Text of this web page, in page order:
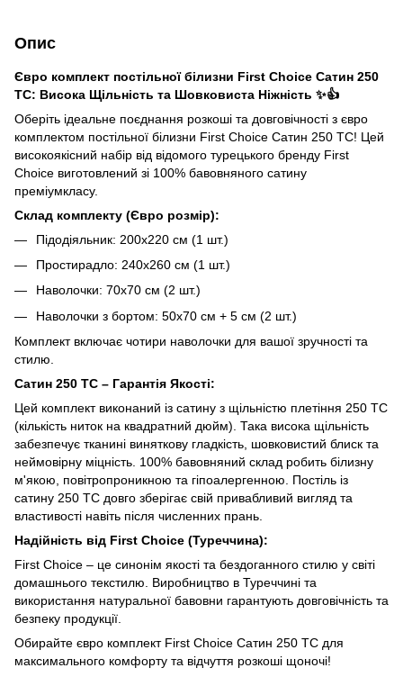
Опис
Євро комплект постільної білизни First Choice Сатин 250
TC: Висока Щільність та Шовковиста Ніжність ✨👍
Оберіть ідеальне поєднання розкоші та довговічності з євро
комплектом постільної білизни First Choice Сатин 250 TC! Цей
високоякісний набір від відомого турецького бренду First
Choice виготовлений зі 100% бавовняного сатину
преміумкласу.
Склад комплекту (Євро розмір):
Підодіяльник: 200х220 см (1 шт.)
Простирадло: 240х260 см (1 шт.)
Наволочки: 70х70 см (2 шт.)
Наволочки з бортом: 50х70 см + 5 см (2 шт.)
Комплект включає чотири наволочки для вашої зручності та
стилю.
Сатин 250 TC – Гарантія Якості:
Цей комплект виконаний із сатину з щільністю плетіння 250 TC
(кількість ниток на квадратний дюйм). Така висока щільність
забезпечує тканині виняткову гладкість, шовковистий блиск та
неймовірну міцність. 100% бавовняний склад робить білизну
м'якою, повітропроникною та гіпоалергенною. Постіль із
сатину 250 TC довго зберігає свій привабливий вигляд та
властивості навіть після численних прань.
Надійність від First Choice (Туреччина):
First Choice – це синонім якості та бездоганного стилю у світі
домашнього текстилю. Виробництво в Туреччині та
використання натуральної бавовни гарантують довговічність та
безпеку продукції.
Обирайте євро комплект First Choice Сатин 250 TC для
максимального комфорту та відчуття розкоші щоночі!